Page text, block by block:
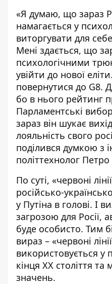
«Я думаю, що зараз
намагається у
виторгувати для
Мені здається, що
психологічними
увійти до нової
повернутися до G8.
бо в нього рейтинг
Парламентські
зараз він шукає
лояльність свого
поділився думкою з
політтехнолог
По суті, «червоні
російсько-
у Путіна в голові. І
загрозою для Росії,
буде особисто. Тим
вираз – «червоні
використовується у
кінця XX століття та
значень.